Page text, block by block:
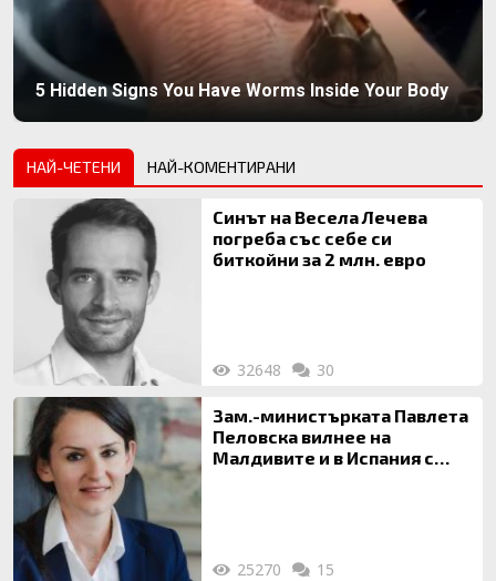
5 Hidden Signs You Have Worms Inside Your Body
НАЙ-ЧЕТЕНИ НАЙ-КОМЕНТИРАНИ
Синът на Весела Лечева
погреба със себе си
биткойни за 2 млн. евро
32648 30
Зам.-министърката Павлета
Пеловска вилнее на
Малдивите и в Испания с
25270 15